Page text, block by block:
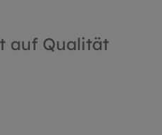
auf Qualität